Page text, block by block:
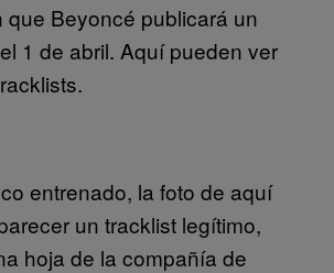
que Beyoncé publicará un
1 de abril. Aquí pueden ver
entrenado, la foto de aquí
un tracklist legítimo,
hoja de la compañía de